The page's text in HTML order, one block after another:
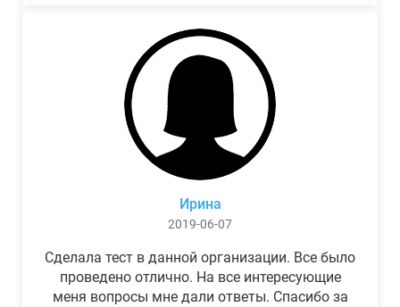
Ирина
2019-06-07
Сделала тест в данной организации. Все было
проведено отлично. На все интересующие
меня вопросы мне дали ответы. Спасибо за